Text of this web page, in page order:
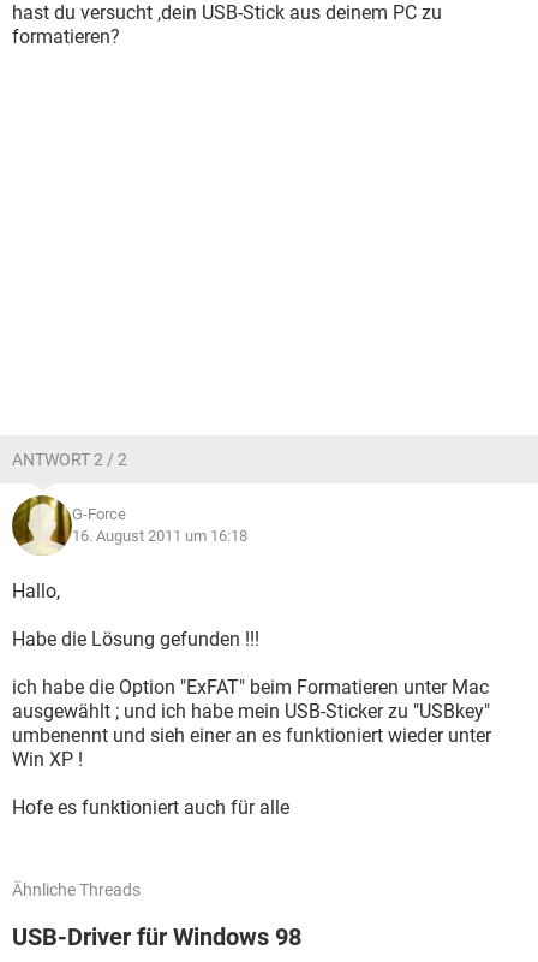
hast du versucht ,dein USB-Stick aus deinem PC zu
formatieren?
ANTWORT 2 / 2
G-Force
16. August 2011 um 16:18
Hallo,
Habe die Lösung gefunden !!!
ich habe die Option "ExFAT" beim Formatieren unter Mac
ausgewählt ; und ich habe mein USB-Sticker zu "USBkey"
umbenennt und sieh einer an es funktioniert wieder unter
Win XP !
Hofe es funktioniert auch für alle
Ähnliche Threads
USB-Driver für Windows 98